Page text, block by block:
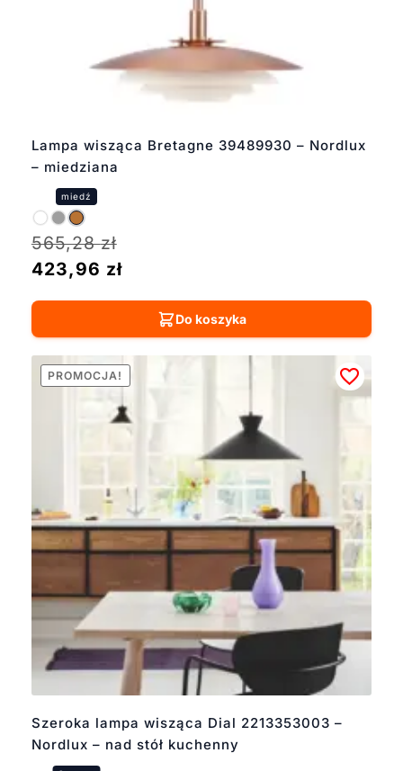
Lampa wisząca Bretagne 39489930 – Nordlux
– miedziana
565,28zł
423,96 zł
Do koszyka
Szeroka lampa wisząca Dial 2213353003 –
Nordlux – nad stół kuchenny
PROMOCJA!